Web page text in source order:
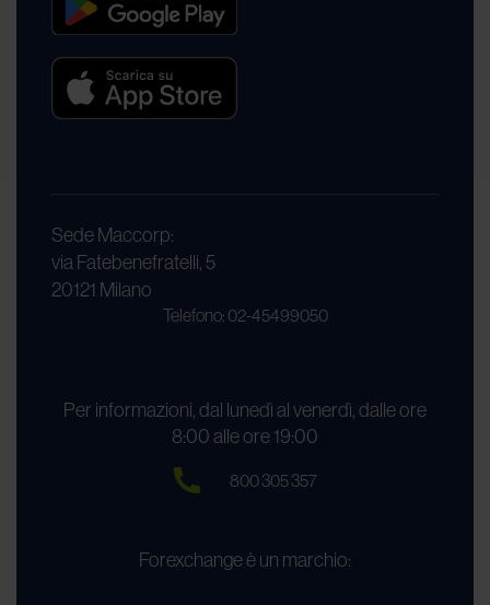
Sede Maccorp:
via Fatebenefratelli, 5
20121 Milano
Telefono: 02-45499050
Per informazioni, dal lunedì al venerdì, dalle ore
8:00 alle ore 19:00
800 305 357
Forexchange è un marchio: